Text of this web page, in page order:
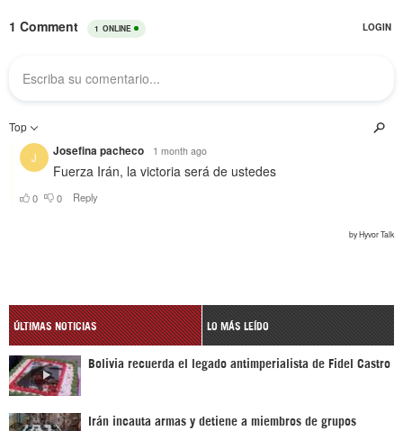
ÚLTIMAS NOTICIAS LO MÁS LEÍDO
Bolivia recuerda el legado antimperialista de Fidel Castro
Irán incauta armas y detiene a miembros de grupos